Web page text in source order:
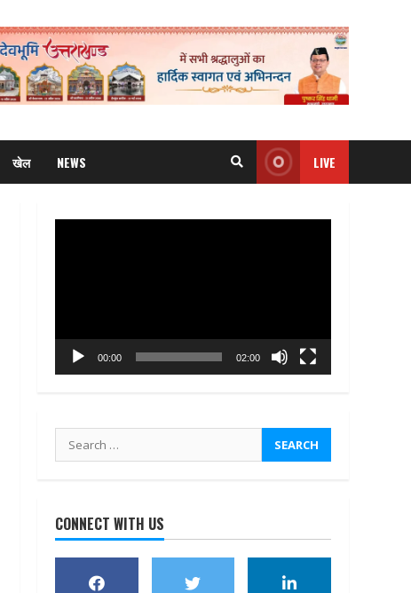
खेल NEWS LIVE
00:00 02:00
Search
for:
CONNECT WITH US